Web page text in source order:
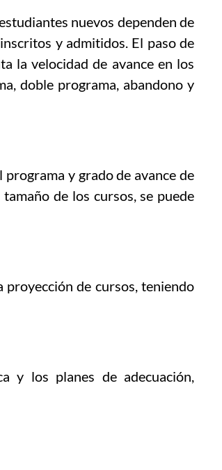
nuevos dependen de
y admitidos. El paso de
la velocidad de avance en los
doble programa, abandono y
programa y grado de avance de
de los cursos, se puede
de cursos, teniendo
y los planes de adecuación,